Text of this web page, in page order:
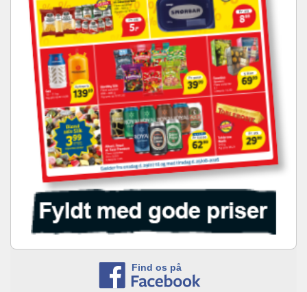
Find os på